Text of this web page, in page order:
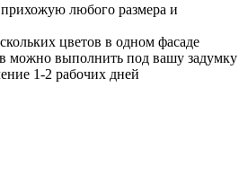
любого размера и
цветов в одном фасаде
можно выполнить под вашу задумку
1-2 рабочих дней